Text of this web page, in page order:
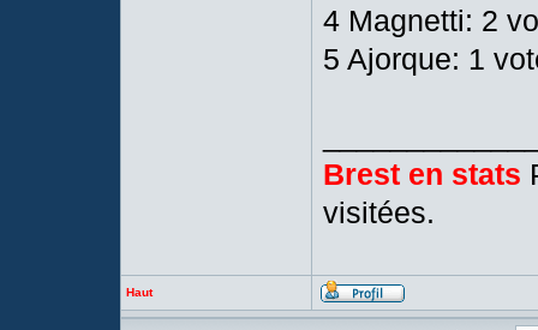
4 Magnetti: 2
5 Ajorque: 1
Brest en stats
visitées.
Haut